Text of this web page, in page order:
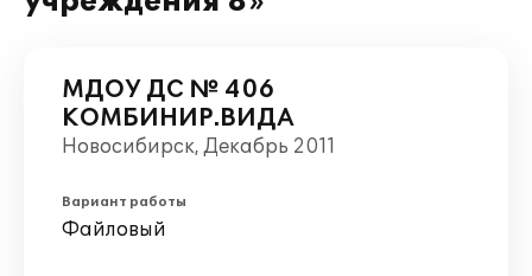
МДОУ ДС № 406
КОМБИНИР.ВИДА
Новосибирск, Декабрь 2011
Вариант работы
Файловый